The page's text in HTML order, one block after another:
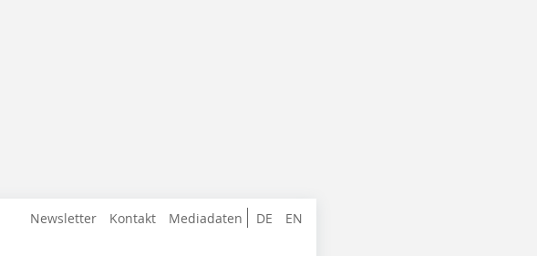
DE EN
Newsletter Kontakt Mediadaten